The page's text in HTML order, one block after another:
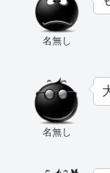
名無し
名無し